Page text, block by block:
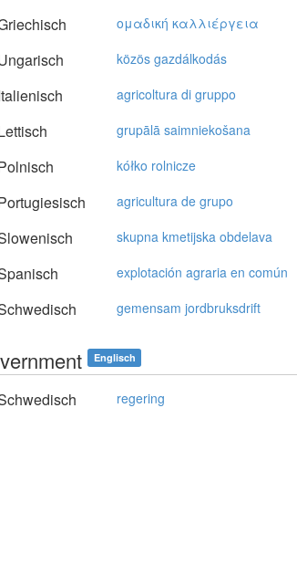
oμαδική καλλιέργεια
közös gazdálkodás
agricoltura di gruppo
grupālā saimniekošana
kółko rolnicze
agricultura de grupo
skupna kmetijska obdelava
explotación agraria en común
gemensam jordbruksdrift
Englisch
regering